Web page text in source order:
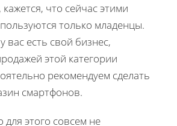
что сейчас этими
только младенцы.
вас есть свой бизнес,
этой категории
рекомендуем сделать
смартфонов.
для этого совсем не